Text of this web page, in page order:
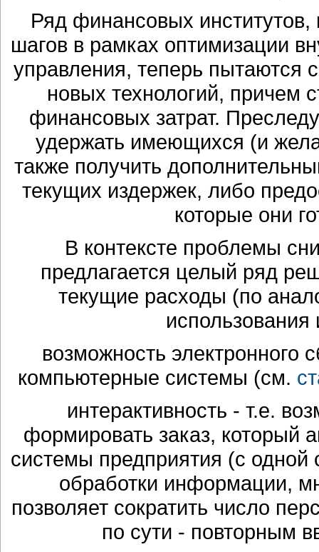
Ряд финансовых
шагов в рамках оптимизации
управления, теперь пытаются
новых технологий, причем
финансовых затрат.
удержать имеющихся (и
также получить
текущих издержек, либо
которые они
В контексте проблемы
предлагается целый ряд
текущие расходы (по
использования
возможность электронного
компьютерные системы (см.
интерактивность - т.е.
формировать заказ, который
системы предприятия (с
обработки информации,
позволяет сократить число
по сути - повторным